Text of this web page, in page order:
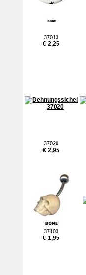
37013
€ 2,25
37020
€ 2,95
37103
€ 1,95